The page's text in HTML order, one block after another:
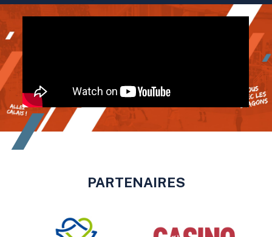
PARTENAIRES